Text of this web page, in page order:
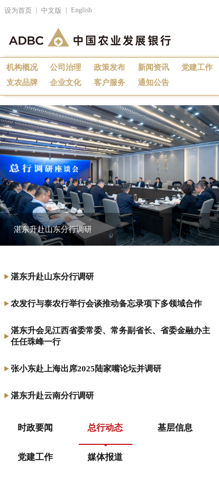
设为首页 中文版 English
机构概况 公司治理 政策发布 新闻资讯
党建工作
支农品牌
企业文化 客户服务 通知公告
湛东升赴山东分行调研
湛东升赴山东分行调研
农发行与泰农行举行会谈推动备忘录项下多领域合作
湛东升会见江西省委常委、常务副省长、省委金融办主
任任珠峰一行
张小东赴上海出席2025陆家嘴论坛并调研
湛东升赴云南分行调研
时政要闻 总行动态 基层信息
党建工作 媒体报道